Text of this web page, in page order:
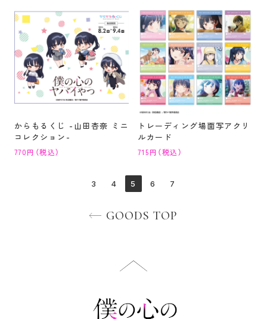
からもるくじ -山田杏奈 ミニ
コレクション-
770円（税込）
トレーディング場面写アクリ
ルカード
715円（税込）
3 4 5 6 7
GOODS TOP